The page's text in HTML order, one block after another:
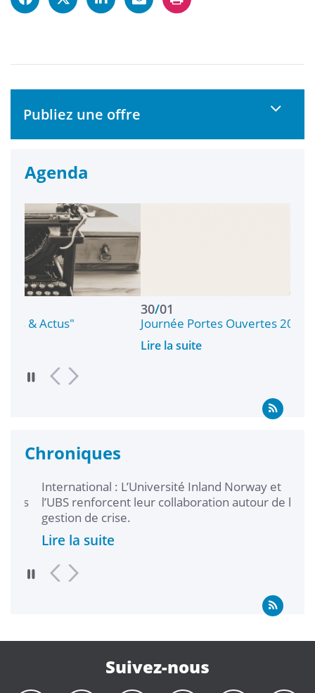
Publiez une offre
Agenda
Journée Portes Ouvertes 2027
Chroniques
International : L’Université Inland Norway et
l’UBS renforcent leur collaboration autour de la
gestion de crise.
Lire la suite
Suivez-nous